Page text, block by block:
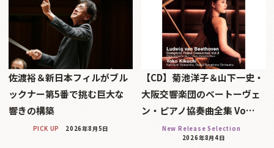
佐渡裕＆新日本フィルがブル
ックナー第5番で挑む巨大な
響きの構築
PICK UP 2026年8月5日
【CD】菊池洋子＆山下一史・
大阪交響楽団のベートーヴェ
ン・ピアノ協奏曲全集 Vo…
New Release Selection
2026年8月4日